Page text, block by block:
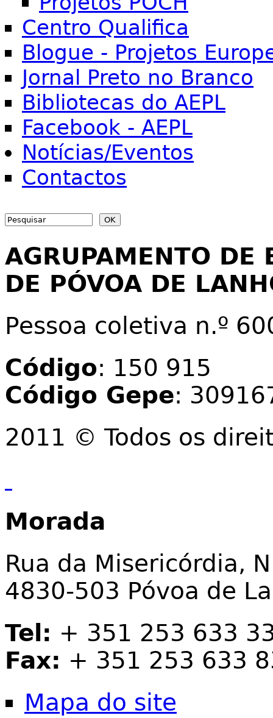
Centro Qualifica
Blogue - Projetos
Jornal Preto no Branco
Bibliotecas do AEPL
Facebook - AEPL
Notícias/Eventos
Contactos
Search form
AGRUPAMENTO DE
DE PÓVOA DE
Pessoa coletiva n.º
Código: 150 915
Código Gepe:
2011 © Todos os
Morada
Rua da Misericórdia,
4830-503 Póvoa de
Tel: + 351 253 633
Fax: + 351 253 633
Mapa do site